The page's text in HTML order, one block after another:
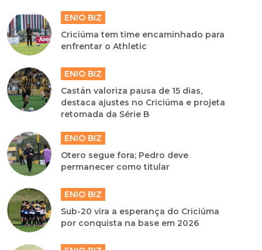
ENIO BIZ
Criciúma tem time encaminhado para
enfrentar o Athletic
ENIO BIZ
Castán valoriza pausa de 15 dias,
destaca ajustes no Criciúma e projeta
retomada da Série B
ENIO BIZ
Otero segue fora; Pedro deve
permanecer como titular
ENIO BIZ
Sub-20 vira a esperança do Criciúma
por conquista na base em 2026